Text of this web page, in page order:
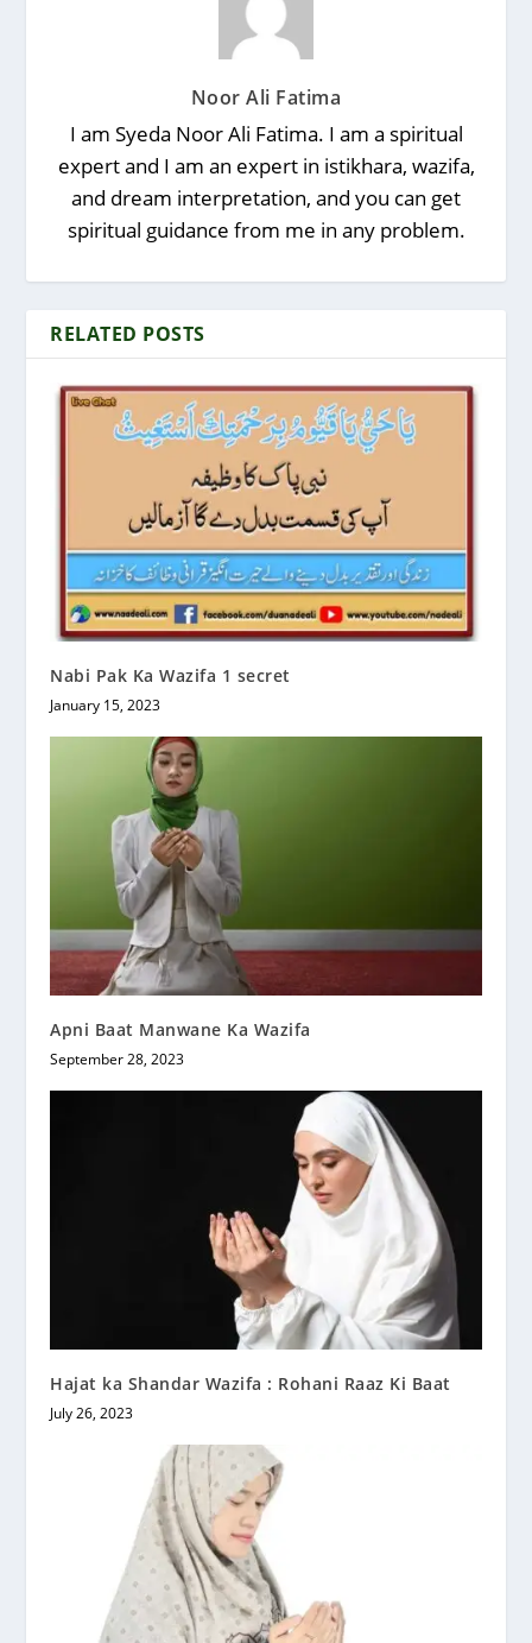
Noor Ali Fatima
I am Syeda Noor Ali Fatima. I am a spiritual
expert and I am an expert in istikhara, wazifa,
and dream interpretation, and you can get
spiritual guidance from me in any problem.
RELATED POSTS
Nabi Pak Ka Wazifa 1 secret
January 15, 2023
Apni Baat Manwane Ka Wazifa
September 28, 2023
Hajat ka Shandar Wazifa : Rohani Raaz Ki Baat
July 26, 2023